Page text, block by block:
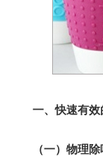
一、快速有
（一）物理